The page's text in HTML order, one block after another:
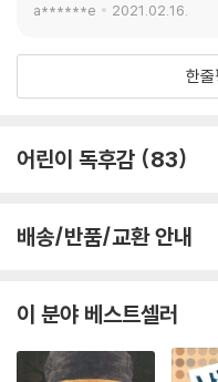
a******e 2021.02.16.
한줄
어린이 독후감 83
배송/반품/교환 안내
이 분야 베스트셀러